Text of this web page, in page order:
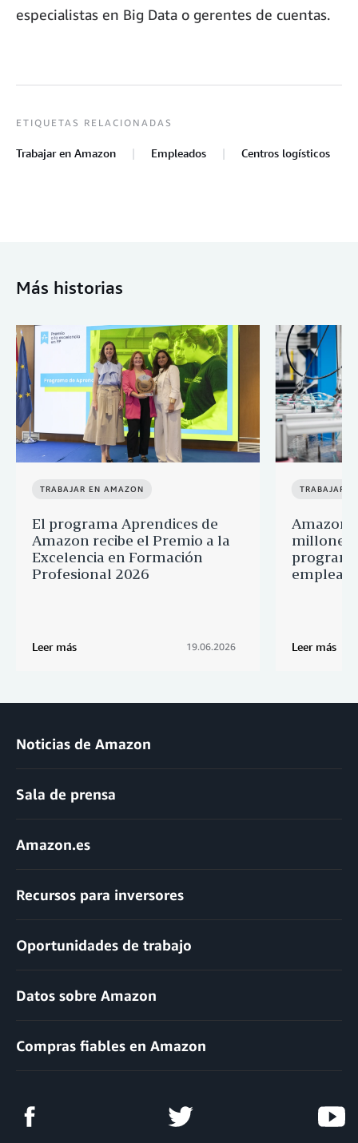
especialistas en Big Data o gerentes de cuentas.
ETIQUETAS RELACIONADAS
Trabajar en Amazon Empleados Centros logísticos
Más historias
TRABAJAR EN AMAZON
El programa Aprendices de
Amazon recibe el Premio a la
Excelencia en Formación
Profesional 2026
Leer más 19.06.2026
TRABAJAR
Amazon
millones
Leer más
Noticias de Amazon
Sala de prensa
Amazon.es
Recursos para inversores
Oportunidades de trabajo
Datos sobre Amazon
Compras fiables en Amazon